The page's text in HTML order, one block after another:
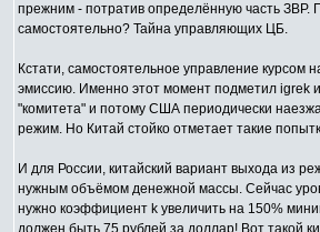
прежним - потратив определённую часть
самостоятельно? Тайна управляющих ЦБ.
Кстати, самостоятельное управление
эмиссию. Именно этот момент подметил igrek
"комитета" и потому США периодически
режим. Но Китай стойко отметает такие
И для России, китайский вариант выхода из
нужным объёмом денежной массы. Сейчас
нужно коэффициент k увеличить на 150%
должен быть 75 рублей за доллар! Вот такой